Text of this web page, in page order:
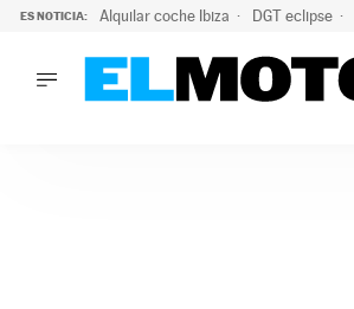
ES NOTICIA: Alquilar coche Ibiza DGT eclipse